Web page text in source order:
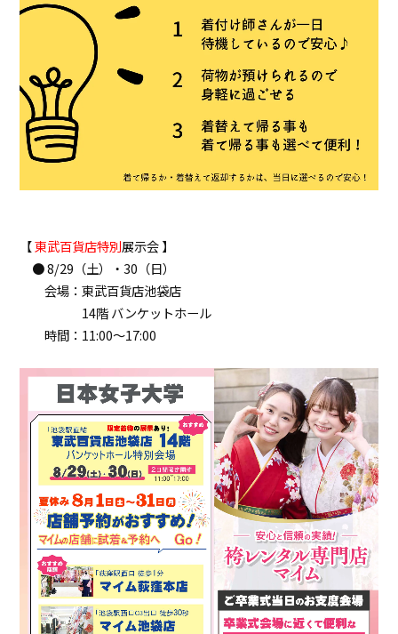
【東武百貨店特別展示会 】
● 8/29（土）・30（日）
会場：東武百貨店池袋店
14階 バンケットホール
時間：11:00～17:00